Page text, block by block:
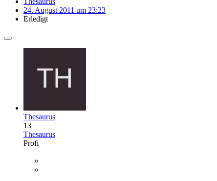
24. August 2011 um 23:23
Erledigt
Thesaurus
13
Thesaurus
Profi